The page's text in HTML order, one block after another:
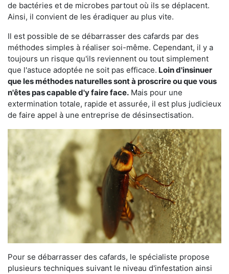
de bactéries et de microbes partout où ils se déplacent.
Ainsi, il convient de les éradiquer au plus vite.
Il est possible de se débarrasser des cafards par des
méthodes simples à réaliser soi-même. Cependant, il y a
toujours un risque qu'ils reviennent ou tout simplement
que l'astuce adoptée ne soit pas efficace. Loin d'insinuer
que les méthodes naturelles sont à proscrire ou que vous
n'êtes pas capable d'y faire face. Mais pour une
extermination totale, rapide et assurée, il est plus judicieux
de faire appel à une entreprise de désinsectisation.
Pour se débarrasser des cafards, le spécialiste propose
plusieurs techniques suivant le niveau d'infestation ainsi